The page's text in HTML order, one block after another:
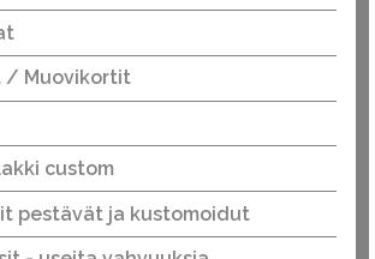
/ Muovikortit
custom
pestävät ja kustomoidut